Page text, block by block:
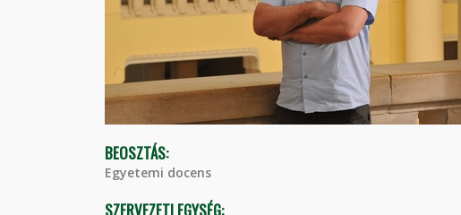
BEOSZTÁS:
Egyetemi docens
SZERVEZETI EGYSÉG: